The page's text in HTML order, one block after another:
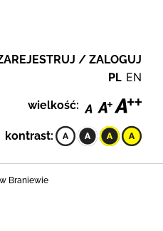
/ ZALOGUJ
PL EN
wielkość:
kontrast:
Braniewie